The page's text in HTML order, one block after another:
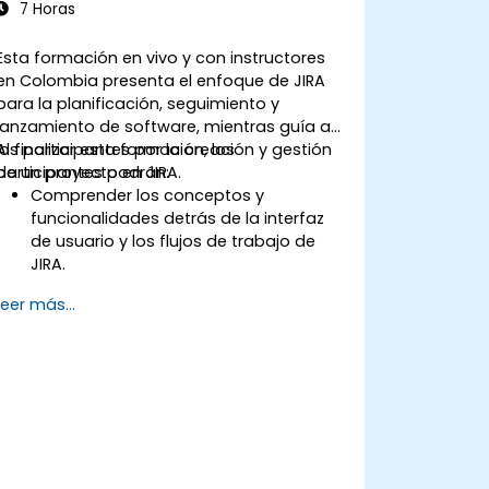
7 Horas
formación en vivo y con instructores
Colombia presenta el enfoque de JIRA
la planificación, seguimiento y
de software, mientras guía a
participantes por la creación y gestión
un proyecto en JIRA.
finalizar esta formación, los
podrán:
Comprender los conceptos y
funcionalidades detrás de la interfaz
de usuario y los flujos de trabajo de
JIRA.
priorizar incidencias.
más...